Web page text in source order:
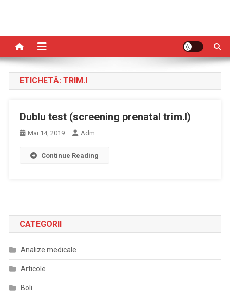
ETICHETĂ: TRIM.I
Dublu test (screening prenatal trim.I)
Mai 14, 2019 Adm
Continue Reading
CATEGORII
Analize medicale
Articole
Boli